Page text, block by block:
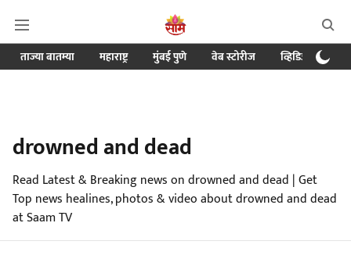
ताज्या बातम्या महाराष्ट्र मुंबई पुणे वेब स्टोरीज व्हिडिओ
drowned and dead
Read Latest & Breaking news on drowned and dead | Get
Top news healines, photos & video about drowned and dead
at Saam TV